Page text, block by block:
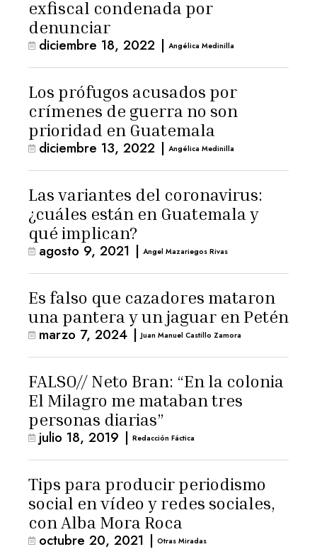
exfiscal condenada por
denunciar
diciembre 18, 2022 | Angélica Medinilla
Los prófugos acusados por
crímenes de guerra no son
prioridad en Guatemala
diciembre 13, 2022 | Angélica Medinilla
Las variantes del coronavirus:
¿cuáles están en Guatemala y
qué implican?
agosto 9, 2021 | Angel Mazariegos Rivas
Es falso que cazadores mataron
una pantera y un jaguar en Petén
marzo 7, 2024 | Juan Manuel Castillo Zamora
FALSO// Neto Bran: “En la colonia
El Milagro me mataban tres
personas diarias”
julio 18, 2019 | Redacción Fáctica
Tips para producir periodismo
social en vídeo y redes sociales,
con Alba Mora Roca
octubre 20, 2021 | Otras Miradas